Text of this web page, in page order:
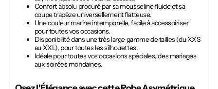
Confort absolu procuré par sa mousseline fluide et sa
coupe trapèze universellement flatteuse.
Une couleur marine intemporelle, facile à accessoiriser
pour toutes vos occasions.
Disponibilité dans une très large gamme de tailles (du XXS
au XXL), pour toutes les silhouettes.
Idéale pour toutes vos occasions spéciales, des mariages
aux soirées mondaines.